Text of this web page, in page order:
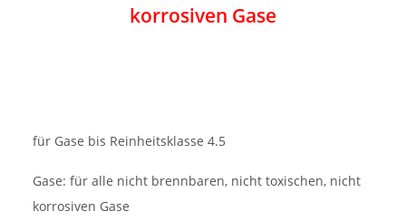
korrosiven Gase
für Gase bis Reinheitsklasse 4.5
Gase: für alle nicht brennbaren, nicht toxischen, nicht
korrosiven Gase